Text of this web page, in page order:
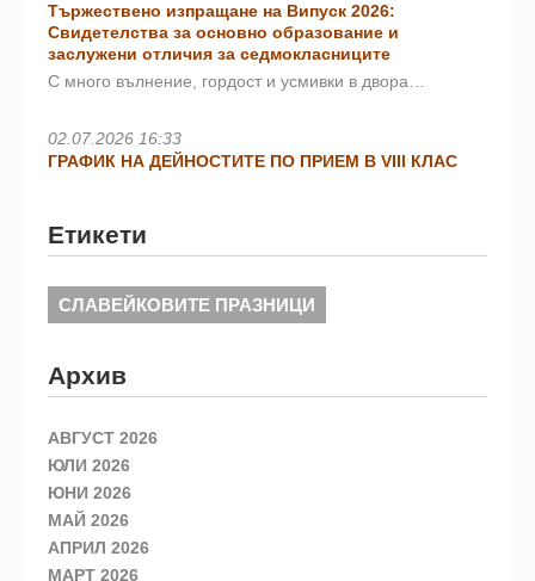
Тържествено изпращане на Випуск 2026:
Свидетелства за основно образование и
заслужени отличия за седмокласниците
С много вълнение, гордост и усмивки в двора…
02.07.2026 16:33
ГРАФИК НА ДЕЙНОСТИТЕ ПО ПРИЕМ В VIII КЛАС
Етикети
СЛАВЕЙКОВИТЕ ПРАЗНИЦИ
Архив
АВГУСТ 2026
ЮЛИ 2026
ЮНИ 2026
МАЙ 2026
АПРИЛ 2026
МАРТ 2026